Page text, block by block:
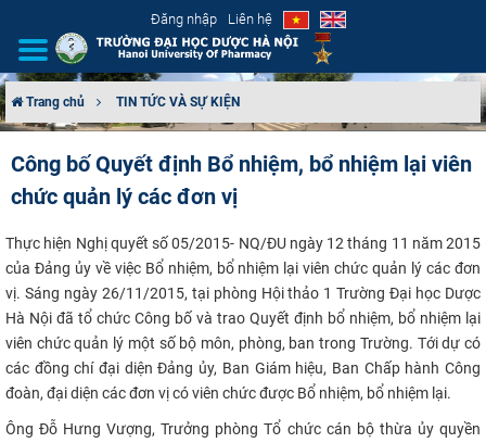
Đăng nhập Liên hệ
CƠ CẤU TỔ CHỨC
TUYỂN SINH
ĐÀO TẠO
ĐẢM BẢO CHẤT LƯỢNG
KHOA HỌC CÔNG NGHỆ
Trang chủ TIN TỨC VÀ SỰ KIỆN
Công bố Quyết định Bổ nhiệm, bổ nhiệm lại viên
chức quản lý các đơn vị
Thực hiện Nghị quyết số 05/2015- NQ/ĐU ngày 12 tháng 11 năm 2015
của Đảng ủy về việc Bổ nhiệm, bổ nhiệm lại viên chức quản lý các đơn
vị. Sáng ngày 26/11/2015, tại phòng Hội thảo 1 Trường Đại học Dược
Hà Nội đã tổ chức Công bố và trao Quyết định bổ nhiệm, bổ nhiệm lại
viên chức quản lý một số bộ môn, phòng, ban trong Trường. Tới dự có
các đồng chí đại diện Đảng ủy, Ban Giám hiệu, Ban Chấp hành Công
đoàn, đại diện các đơn vị có viên chức được Bổ nhiệm, bổ nhiệm lại.
Ông Đỗ Hưng Vượng, Trưởng phòng Tổ chức cán bộ thừa ủy quyền